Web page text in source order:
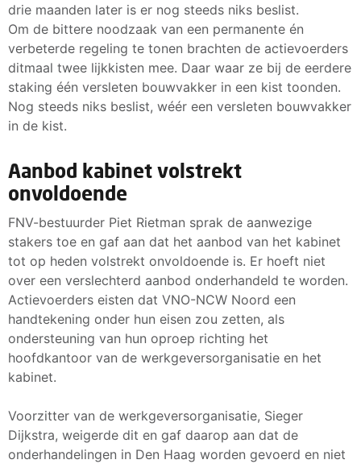
drie maanden later is er nog steeds niks beslist.
Om de bittere noodzaak van een permanente én
verbeterde regeling te tonen brachten de actievoerders
ditmaal twee lijkkisten mee. Daar waar ze bij de eerdere
staking één versleten bouwvakker in een kist toonden.
Nog steeds niks beslist, wéér een versleten bouwvakker
in de kist.
Aanbod kabinet volstrekt
onvoldoende
FNV-bestuurder Piet Rietman sprak de aanwezige
stakers toe en gaf aan dat het aanbod van het kabinet
tot op heden volstrekt onvoldoende is. Er hoeft niet
over een verslechterd aanbod onderhandeld te worden.
Actievoerders eisten dat VNO-NCW Noord een
handtekening onder hun eisen zou zetten, als
ondersteuning van hun oproep richting het
hoofdkantoor van de werkgeversorganisatie en het
kabinet.
Voorzitter van de werkgeversorganisatie, Sieger
Dijkstra, weigerde dit en gaf daarop aan dat de
onderhandelingen in Den Haag worden gevoerd en niet